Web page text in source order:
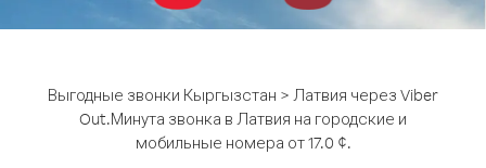
Выгодные звонки Кыргызстан > Латвия через Viber
Out.Минута звонка в Латвия на городские и
мобильные номера от 17.0 ¢.